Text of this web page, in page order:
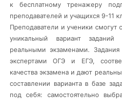
к бесплатному тренажеру
преподавателей и учащихся 9-11
Преподаватели и ученики смогут
уникальный вариант заданий
реальными экзаменами. Задания
экспертами ОГЭ и ЕГЭ,
качества экзамена и дают
составлении варианта в базе
под себя: самостоятельно